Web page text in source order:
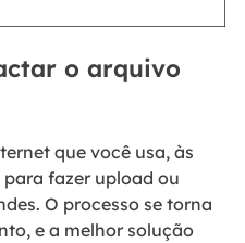
o arquivo
que você usa, às
fazer upload ou
O processo se torna
e a melhor solução